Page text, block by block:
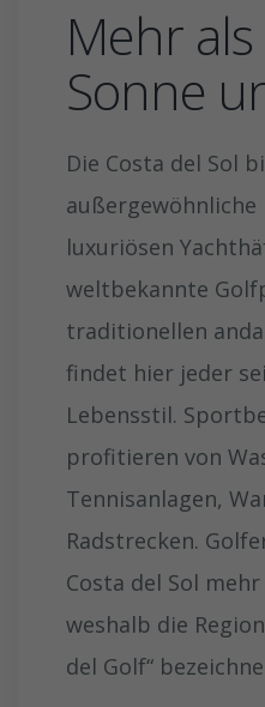
Mehr
Sonne
Die Costa del Sol
luxuriösen
weltbekannte
traditionellen
findet hier jeder
Lebensstil.
profitieren von
Tennisanlagen,
Radstrecken.
Costa del Sol
weshalb die
del Golf“